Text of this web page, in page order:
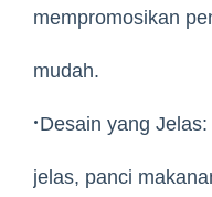
mempromosikan
mudah.
·Desain yang
jelas, panci